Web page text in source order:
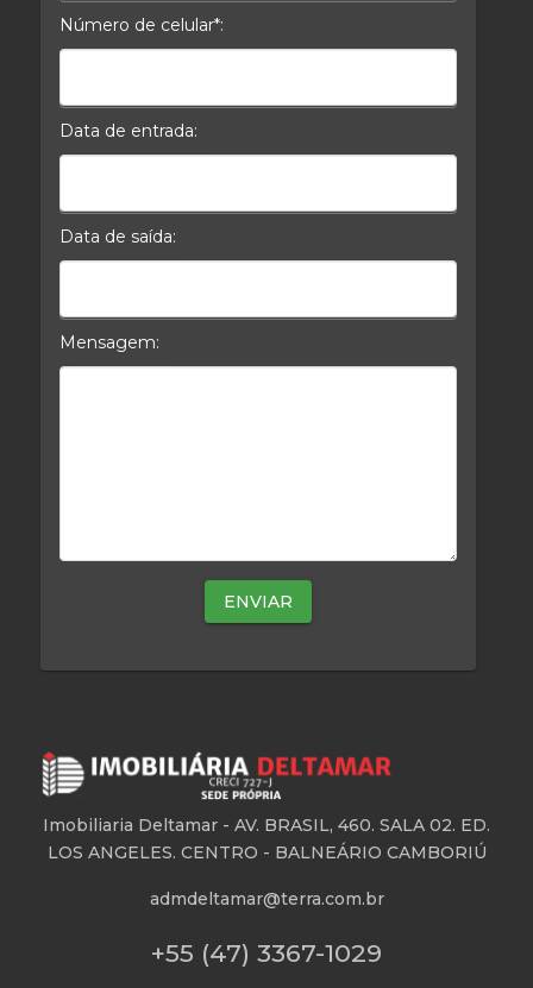
Número de celular*:
Data de entrada:
Data de saída:
Mensagem:
Imobiliaria Deltamar - AV. BRASIL, 460. SALA 02. ED.
LOS ANGELES. CENTRO - BALNEÁRIO CAMBORIÚ
admdeltamar@terra.com.br
+55 (47) 3367-1029